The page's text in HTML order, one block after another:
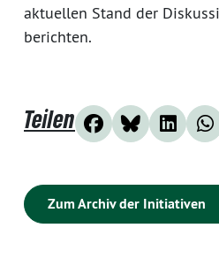
aktuellen Stand der
berichten.
Teilen
Zum Archiv der Initiativen